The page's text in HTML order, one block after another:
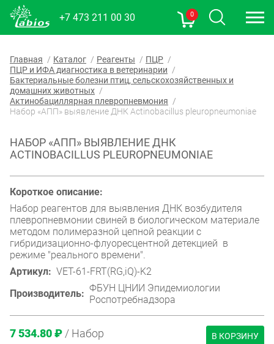
+7 473 211 00 30 0
Главная Каталог Реагенты
ПЦР
ПЦР и ИФА диагностика в ветеринарии
Бактериальные болезни птиц, сельскохозяйственных и
домашних животных
Актинобациллярная плевропневмония
Набор «АПП» выявление ДНК Actinobacillus pleuropneumoniae
НАБОР «АПП» ВЫЯВЛЕНИЕ ДНК
ACTINOBACILLUS PLEUROPNEUMONIAE
Короткое описание:
Набор реагентов для выявления ДНК возбудителя
плевропневмонии свиней в биологическом материале
методом полимеразной цепной реакции с
гибридизационно-флуоресцентной детекцией в
режиме "реального времени".
Артикул: VET-61-FRT(RG,iQ)-K2
Производитель: ФБУН ЦНИИ Эпидемиологии
Роспотребнадзора
7 534.80 ₽ / Набор В КОРЗИНУ